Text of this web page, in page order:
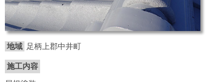
地域 足柄上郡中井町
施工内容